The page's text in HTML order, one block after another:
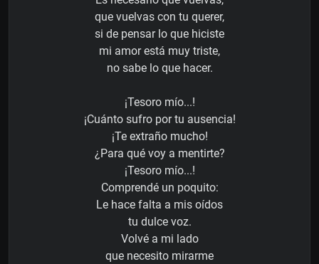
que vuelvas con tu querer,
si de pensar lo que hiciste
mi amor está muy triste,
no sabe lo que hacer.
¡Tesoro mío...!
¡Cuánto sufro por tu ausencia!
¡Te extraño mucho!
¿Para qué voy a mentirte?
¡Tesoro mío...!
Comprendé un poquito:
Le hace falta a mis oídos
tu dulce voz.
Volvé a mi lado
que necesito mirarme